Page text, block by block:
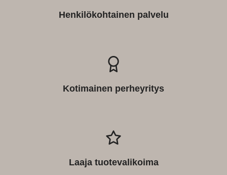
Henkilökohtainen palvelu
Kotimainen perheyritys
Laaja tuotevalikoima